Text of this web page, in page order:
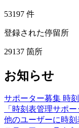
53197 件
登録された停留所
29137 箇所
お知らせ
サポーター募集 時
「時刻表管理サポ
他のユーザーに時